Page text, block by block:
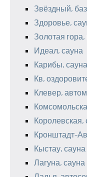
Звёздный,
Здоровье,
Золотая
Идеал, сауна
Карибы, сауна
Кв,
Клевер,
Королевская,
Кронштадт-
Кыстау, сауна
Лагуна, сауна